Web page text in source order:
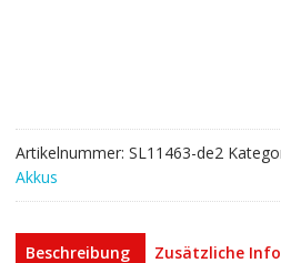
Artikelnummer: SL11463-de2
Akkus
Beschreibung
Zusätzliche